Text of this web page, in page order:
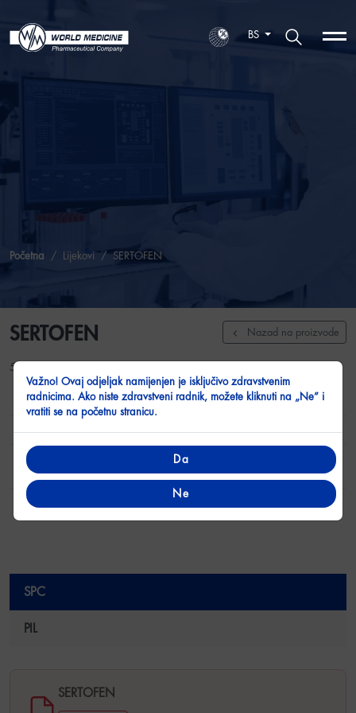
BS
Početna Lijekovi SERTOFEN
SERTOFEN Nazad na proizvode
50 mg/2 ml
Oblik rastvor za injekciju
Aktivna supstanca deksketoprofen
Pakovanje
5 staklenih ampula od po 2 ml sa
rastvorom za injekciju, u kutiji
Terapijska kategorija
SPC
PIL
SERTOFEN
Važno! Ovaj odjeljak namijenjen je isključivo zdravstvenim
radnicima. Ako niste zdravstveni radnik, možete kliknuti na „Ne” i
vratiti se na početnu stranicu.
Da
Ne